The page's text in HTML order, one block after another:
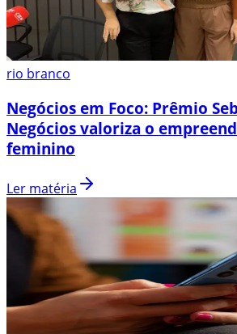
rio branco
Negócios em Foco: Prêmio
Negócios valoriza o
feminino
Ler matéria